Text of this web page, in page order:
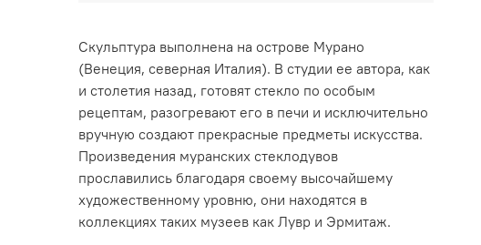
Скульптура выполнена на острове Мурано
(Венеция, северная Италия). В студии ее автора, как
и столетия назад, готовят стекло по особым
рецептам, разогревают его в печи и исключительно
вручную создают прекрасные предметы искусства.
Произведения муранских стеклодувов
прославились благодаря своему высочайшему
художественному уровню, они находятся в
коллекциях таких музеев как Лувр и Эрмитаж.